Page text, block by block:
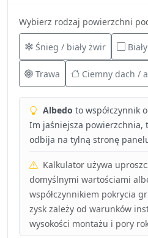
Wybierz rodzaj powierzchni
Śnieg / biały żwir
Trawa Ciemny dach /
Albedo to współczynnik
Im jaśniejsza powierzchnia,
odbija na tylną stronę
Kalkulator używa
domyślnymi wartościami
współczynnikiem pokrycia
zysk zależy od warunków
wysokości montażu i pory